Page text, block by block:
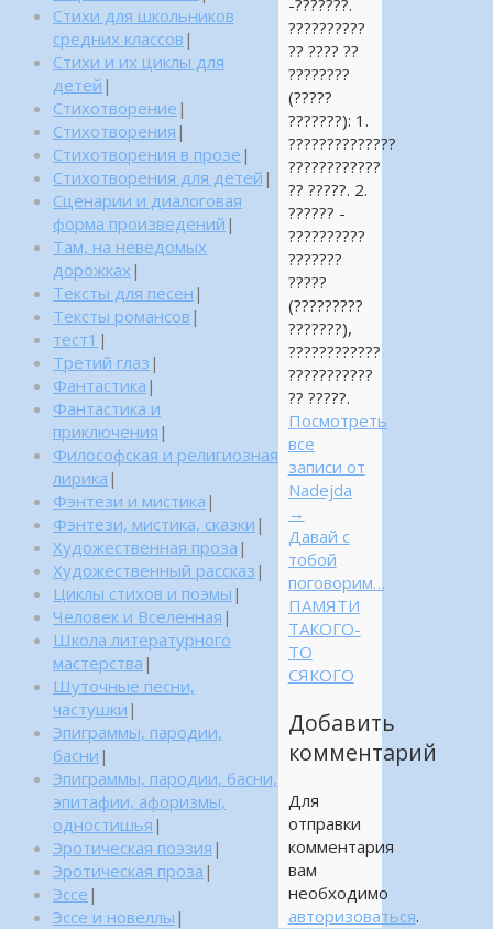
??????????
?? ???? ??
????????
(?????
???????): 1.
??????????????
????????????
?? ?????. 2.
?????? -
??????????
???????
?????
(?????????
???????),
????????????
???????????
?? ?????.
Посмотреть
все
записи от
Nadejda
→
Давай с
тобой
поговорим…
ПАМЯТИ
ТАКОГО-
ТО
СЯКОГО
Добавить
комментарий
Для
отправки
комментария
вам
необходимо
авторизоваться.
Стихи для школьников
средних классов |
Стихи и их циклы для
детей |
Стихотворение |
Стихотворения |
Стихотворения в прозе |
Стихотворения для детей |
Сценарии и диалоговая
форма произведений |
Там, на неведомых
дорожках |
Тексты для песен |
Тексты романсов |
тест1 |
Третий глаз |
Фантастика |
Фантастика и
приключения |
Философская и религиозная
лирика |
Фэнтези и мистика |
Фэнтези, мистика, сказки |
Художественная проза |
Художественный рассказ |
Циклы стихов и поэмы |
Человек и Вселенная |
Школа литературного
мастерства |
Шуточные песни,
частушки |
Эпиграммы, пародии,
басни |
Эпиграммы, пародии, басни,
эпитафии, афоризмы,
одностишья |
Эротическая поэзия |
Эротическая проза |
Эссе |
Эссе и новеллы |